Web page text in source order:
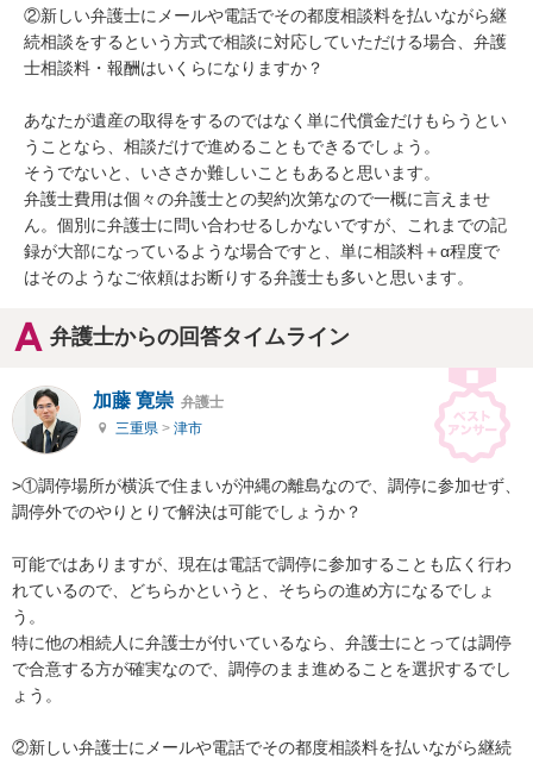
②新しい弁護士にメールや電話でその都度相談料を払いながら継
続相談をするという方式で相談に対応していただける場合、弁護
士相談料・報酬はいくらになりますか？
あなたが遺産の取得をするのではなく単に代償金だけもらうとい
うことなら、相談だけで進めることもできるでしょう。
そうでないと、いささか難しいこともあると思います。
弁護士費用は個々の弁護士との契約次第なので一概に言えませ
ん。個別に弁護士に問い合わせるしかないですが、これまでの記
録が大部になっているような場合ですと、単に相談料＋α程度で
はそのようなご依頼はお断りする弁護士も多いと思います。
弁護士からの回答タイムライン
加藤 寛崇 弁護士
三重県 > 津市
>①調停場所が横浜で住まいが沖縄の離島なので、調停に参加せず、
調停外でのやりとりで解決は可能でしょうか？
可能ではありますが、現在は電話で調停に参加することも広く行わ
れているので、どちらかというと、そちらの進め方になるでしょ
う。
特に他の相続人に弁護士が付いているなら、弁護士にとっては調停
で合意する方が確実なので、調停のまま進めることを選択するでし
ょう。
②新しい弁護士にメールや電話でその都度相談料を払いながら継続